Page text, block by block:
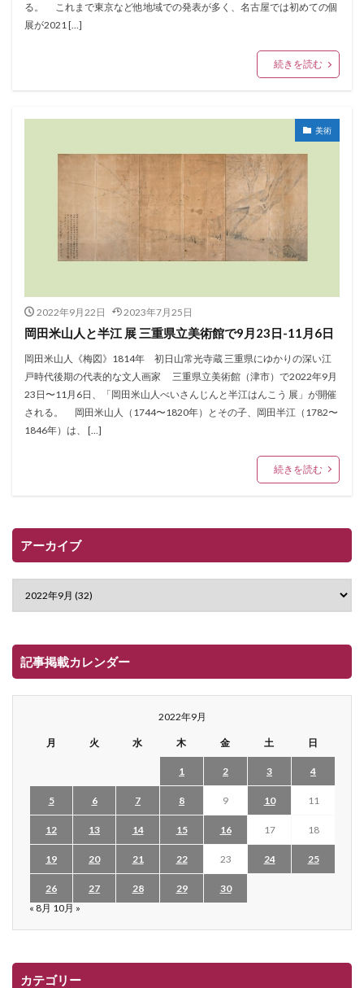
る。 これまで東京など他地域での発表が多く、名古屋では初めての個
展が2021 […]
続きを読む
美術
2022年9月22日 2023年7月25日
岡田米山人と半江 展 三重県立美術館で9月23日-11月6日
岡田米山人《梅図》1814年 初日山常光寺蔵 三重県にゆかりの深い江
戸時代後期の代表的な文人画家 三重県立美術館（津市）で2022年9月
23日〜11月6日、「岡田米山人べいさんじんと半江はんこう 展」が開催
される。 岡田米山人（1744〜1820年）とその子、岡田半江（1782〜
1846年）は、 […]
続きを読む
アーカイブ
記事掲載カレンダー
2022年9月
月 火 水 木 金 土 日
1 2 3 4
5 6 7 8 9 10 11
12 13 14 15 16 17 18
19 20 21 22 23 24 25
26 27 28 29
30
« 8月 10月 »
カテゴリー